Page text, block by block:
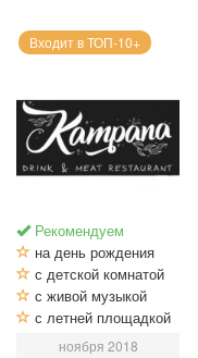
Входит в ТОП-10+
Рекомендуем
на день рождения
с детской комнатой
с живой музыкой
с летней площадкой
ноября 2018